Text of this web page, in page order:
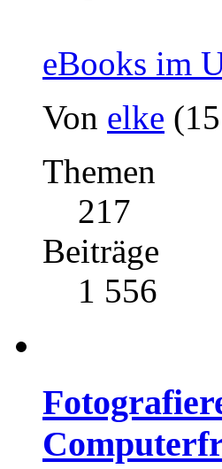
eBooks im
Von elke
Themen
217
Beiträge
1 556